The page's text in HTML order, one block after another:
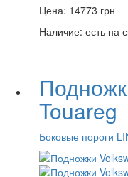
Цена: 14773 грн
Наличие: есть на
Touareg
Боковые пороги